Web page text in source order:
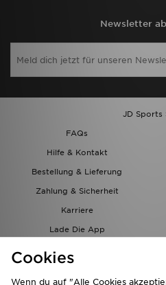
Newsletter
JD Sports
FAQs
Hilfe & Kontakt
Bestellung & Lieferung
Zahlung & Sicherheit
Karriere
Lade Die App
Cookies
Wenn du auf "Alle Cookies